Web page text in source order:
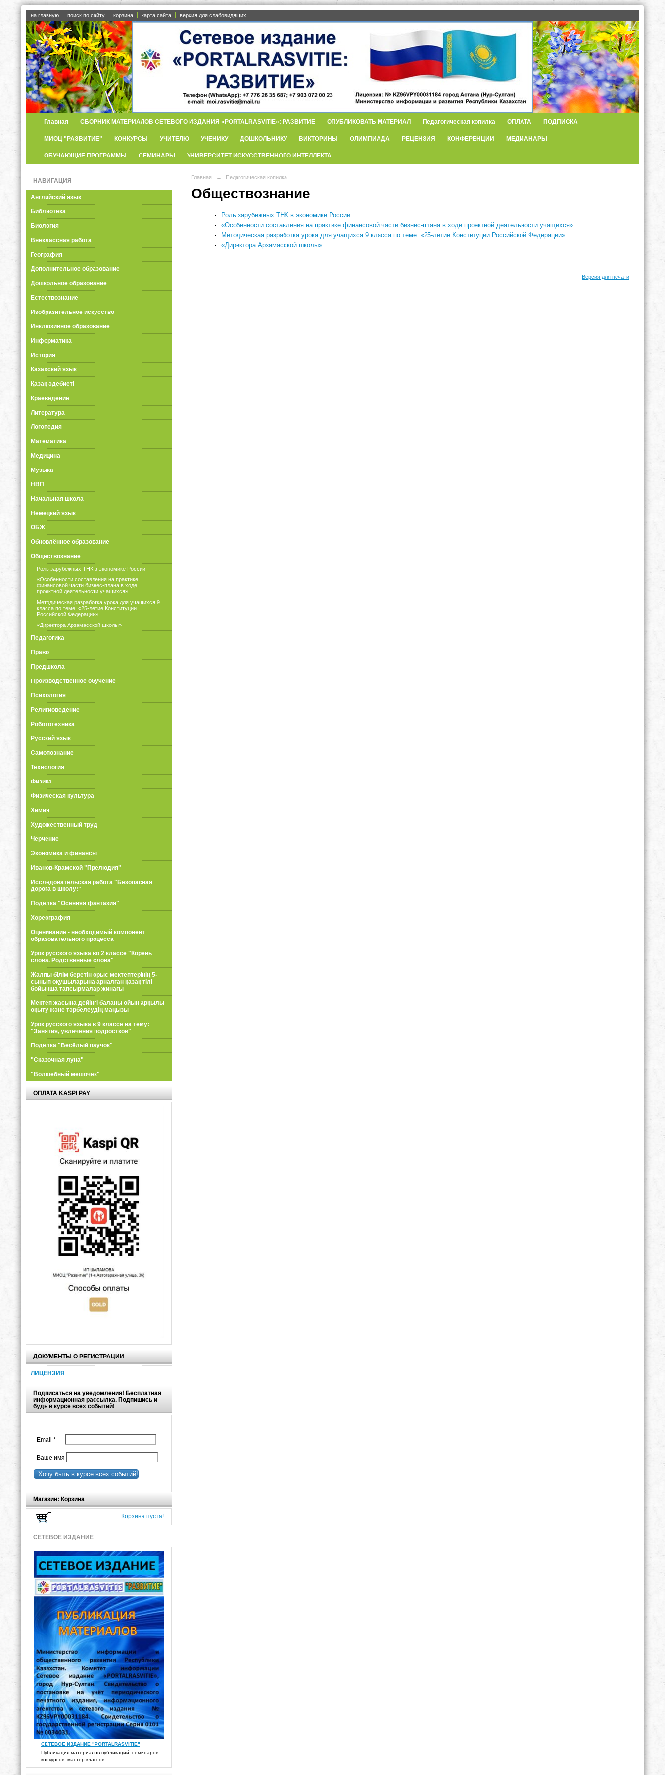
на главную поиск по сайту корзина карта сайта версия для слабовидящих
Главная СБОРНИК МАТЕРИАЛОВ СЕТЕВОГО ИЗДАНИЯ «PORTALRASVITIE»: РАЗВИТИЕ ОПУБЛИКОВАТЬ МАТЕРИАЛ Педагогическая копилка ОПЛАТА ПОДПИСКА
МИОЦ "РАЗВИТИЕ" КОНКУРСЫ УЧИТЕЛЮ УЧЕНИКУ ДОШКОЛЬНИКУ ВИКТОРИНЫ ОЛИМПИАДА РЕЦЕНЗИЯ КОНФЕРЕНЦИИ МЕДИАНАРЫ
ОБУЧАЮЩИЕ ПРОГРАММЫ СЕМИНАРЫ УНИВЕРСИТЕТ ИСКУССТВЕННОГО ИНТЕЛЛЕКТА
НАВИГАЦИЯ
Английский язык
Библиотека
Биология
Внеклассная работа
География
Дополнительное образование
Дошкольное образование
Естествознание
Изобразительное искусство
Инклюзивное образование
Информатика
История
Казахский язык
Қазақ әдебиеті
Краеведение
Литература
Логопедия
Математика
Медицина
Музыка
НВП
Начальная школа
Немецкий язык
ОБЖ
Обновлённое образование
Обществознание
Роль зарубежных ТНК в экономике России
«Особенности составления на практике
финансовой части бизнес-плана в ходе
проектной деятельности учащихся»
Методическая разработка урока для учащихся 9
класса по теме: «25-летие Конституции
Российской Федерации»
«Директора Арзамасской школы»
Педагогика
Право
Предшкола
Производственное обучение
Психология
Религиоведение
Робототехника
Русский язык
Самопознание
Технология
Физика
Физическая культура
Химия
Художественный труд
Черчение
Экономика и финансы
Иванов-Крамской "Прелюдия"
Исследовательская работа "Безопасная
дорога в школу!"
Поделка "Осенняя фантазия"
Хореография
Оценивание - необходимый компонент
образовательного процесса
Урок русского языка во 2 классе "Корень
слова. Родственные слова"
Жалпы білім беретін орыс мектептерінің 5-
сынып оқушыларына арналған қазақ тілі
бойынша тапсырмалар жинағы
Мектеп жасына дейінгі баланы ойын арқылы
оқыту және тәрбелеудің маңызы
Урок русского языка в 9 классе на тему:
"Занятия, увлечения подростков"
Поделка "Весёлый паучок"
"Сказочная луна"
"Волшебный мешочек"
ОПЛАТА KASPI PAY
ДОКУМЕНТЫ О РЕГИСТРАЦИИ
ЛИЦЕНЗИЯ
Подписаться на уведомления! Бесплатная
информационная рассылка. Подпишись и
будь в курсе всех событий!
Email *
Ваше имя
Хочу быть в курсе всех событий!
Магазин: Корзина
Корзина пуста!
СЕТЕВОЕ ИЗДАНИЕ
СЕТЕВОЕ ИЗДАНИЕ "PORTALRASVITIE"
Публикация материалов публикаций, семинаров,
конкурсов, мастер-классов
Главная → Педагогическая копилка
Обществознание
Роль зарубежных ТНК в экономике России
«Особенности составления на практике финансовой части бизнес-плана в ходе проектной деятельности учащихся»
Методическая разработка урока для учащихся 9 класса по теме: «25-летие Конституции Российской Федерации»
«Директора Арзамасской школы»
Версия для печати